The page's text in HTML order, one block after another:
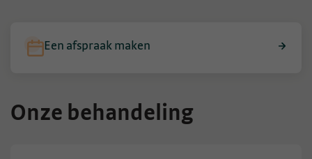
Een afspraak maken
Onze behandeling